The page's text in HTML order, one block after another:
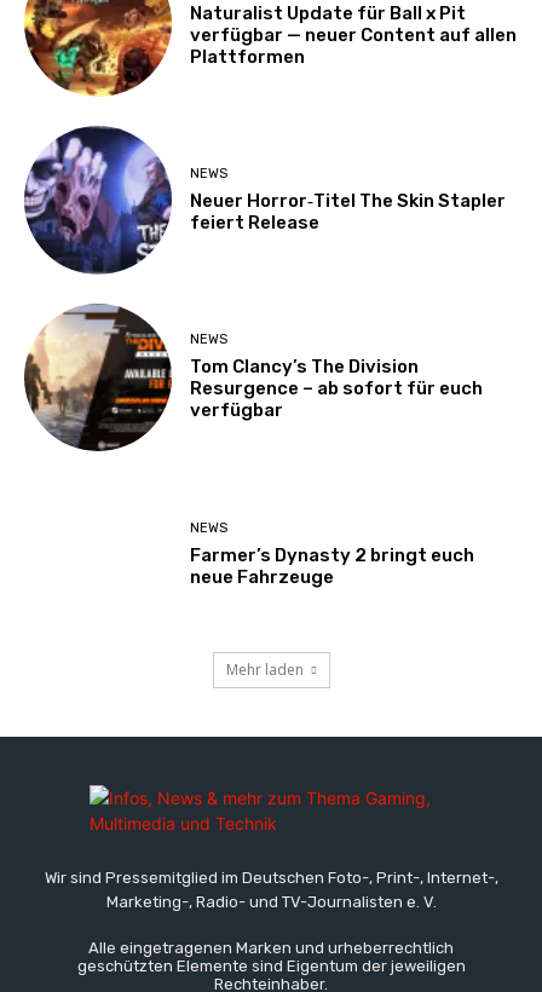
Naturalist Update für Ball x Pit
verfügbar — neuer Content auf allen
Plattformen
NEWS
Neuer Horror‑Titel The Skin Stapler
feiert Release
NEWS
Tom Clancy’s The Division
Resurgence – ab sofort für euch
verfügbar
NEWS
Farmer’s Dynasty 2 bringt euch
neue Fahrzeuge
Mehr laden
Wir sind Pressemitglied im Deutschen Foto-, Print-, Internet-,
Marketing-, Radio- und TV-Journalisten e. V.
Alle eingetragenen Marken und urheberrechtlich
geschützten Elemente sind Eigentum der jeweiligen
Rechteinhaber.